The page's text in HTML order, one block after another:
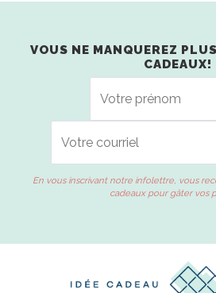
VOUS NE MANQUEREZ
CADEAUX!
En vous inscrivant notre infolettre, vous
cadeaux pour gâter vos